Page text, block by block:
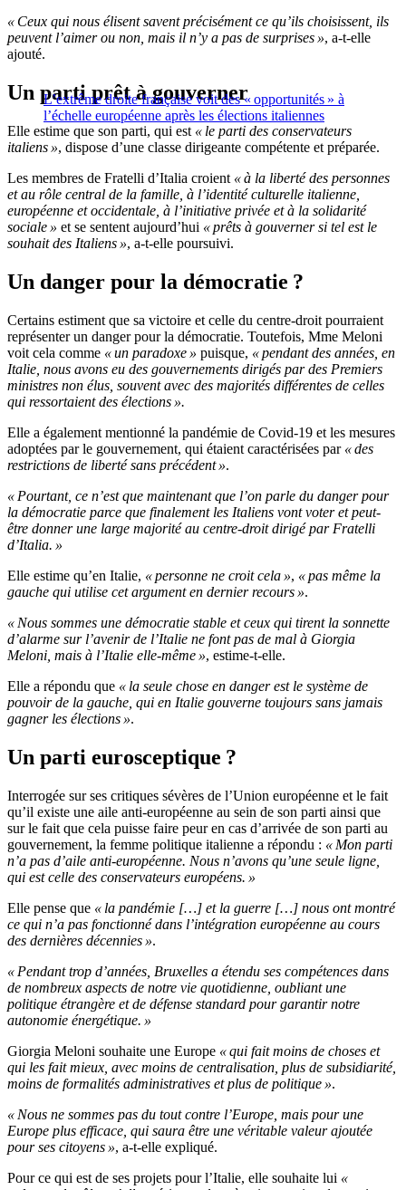
« Ceux qui nous élisent savent précisément ce qu’ils choisissent, ils
peuvent l’aimer ou non, mais il n’y a pas de surprises », a-t-elle
ajouté.
L’extrême droite française voit des « opportunités » à
l’échelle européenne après les élections italiennes
Un parti prêt à gouverner
Elle estime que son parti, qui est « le parti des conservateurs
italiens », dispose d’une classe dirigeante compétente et préparée.
Les membres de Fratelli d’Italia croient « à la liberté des personnes
et au rôle central de la famille, à l’identité culturelle italienne,
européenne et occidentale, à l’initiative privée et à la solidarité
sociale » et se sentent aujourd’hui « prêts à gouverner si tel est le
souhait des Italiens », a-t-elle poursuivi.
Un danger pour la démocratie ?
Certains estiment que sa victoire et celle du centre-droit pourraient
représenter un danger pour la démocratie. Toutefois, Mme Meloni
voit cela comme « un paradoxe » puisque, « pendant des années, en
Italie, nous avons eu des gouvernements dirigés par des Premiers
ministres non élus, souvent avec des majorités différentes de celles
qui ressortaient des élections ».
Elle a également mentionné la pandémie de Covid-19 et les mesures
adoptées par le gouvernement, qui étaient caractérisées par « des
restrictions de liberté sans précédent ».
« Pourtant, ce n’est que maintenant que l’on parle du danger pour
la démocratie parce que finalement les Italiens vont voter et peut-
être donner une large majorité au centre-droit dirigé par Fratelli
d’Italia. »
Elle estime qu’en Italie, « personne ne croit cela », « pas même la
gauche qui utilise cet argument en dernier recours ».
« Nous sommes une démocratie stable et ceux qui tirent la sonnette
d’alarme sur l’avenir de l’Italie ne font pas de mal à Giorgia
Meloni, mais à l’Italie elle-même », estime-t-elle.
Elle a répondu que « la seule chose en danger est le système de
pouvoir de la gauche, qui en Italie gouverne toujours sans jamais
gagner les élections ».
Un parti eurosceptique ?
Interrogée sur ses critiques sévères de l’Union européenne et le fait
qu’il existe une aile anti-européenne au sein de son parti ainsi que
sur le fait que cela puisse faire peur en cas d’arrivée de son parti au
gouvernement, la femme politique italienne a répondu : « Mon parti
n’a pas d’aile anti-européenne. Nous n’avons qu’une seule ligne,
qui est celle des conservateurs européens. »
Elle pense que « la pandémie […] et la guerre […] nous ont montré
ce qui n’a pas fonctionné dans l’intégration européenne au cours
des dernières décennies ».
« Pendant trop d’années, Bruxelles a étendu ses compétences dans
de nombreux aspects de notre vie quotidienne, oubliant une
politique étrangère et de défense standard pour garantir notre
autonomie énergétique. »
Giorgia Meloni souhaite une Europe « qui fait moins de choses et
qui les fait mieux, avec moins de centralisation, plus de subsidiarité,
moins de formalités administratives et plus de politique ».
« Nous ne sommes pas du tout contre l’Europe, mais pour une
Europe plus efficace, qui saura être une véritable valeur ajoutée
pour ses citoyens », a-t-elle expliqué.
Pour ce qui est de ses projets pour l’Italie, elle souhaite lui «